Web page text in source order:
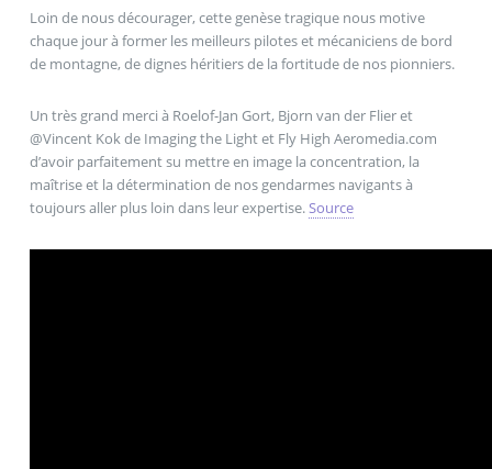
Loin de nous décourager, cette genèse tragique nous motive
chaque jour à former les meilleurs pilotes et mécaniciens de bord
de montagne, de dignes héritiers de la fortitude de nos pionniers.
Un très grand merci à Roelof-Jan Gort, Bjorn van der Flier et
@Vincent Kok de Imaging the Light et Fly High Aeromedia.com
d’avoir parfaitement su mettre en image la concentration, la
maîtrise et la détermination de nos gendarmes navigants à
toujours aller plus loin dans leur expertise.Source